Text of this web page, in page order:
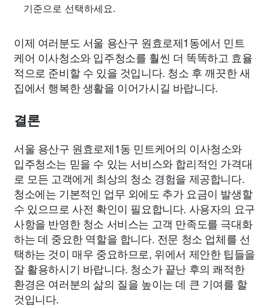
기준으로 선택하세요.
이제 여러분도 서울 용산구 원효로제1동에서 민트
케어 이사청소와 입주청소를 훨씬 더 똑똑하고 효율
적으로 준비할 수 있을 것입니다. 청소 후 깨끗한 새
집에서 행복한 생활을 이어가시길 바랍니다.
결론
서울 용산구 원효로제1동 민트케어의 이사청소와
입주청소는 믿을 수 있는 서비스와 합리적인 가격대
로 모든 고객에게 최상의 청소 경험을 제공합니다.
청소에는 기본적인 업무 외에도 추가 요금이 발생할
수 있으므로 사전 확인이 필요합니다. 사용자의 요구
사항을 반영한 청소 서비스는 고객 만족도를 극대화
하는 데 중요한 역할을 합니다. 전문 청소 업체를 선
택하는 것이 매우 중요하므로, 위에서 제안한 팁들을
잘 활용하시기 바랍니다. 청소가 끝난 후의 쾌적한
환경은 여러분의 삶의 질을 높이는 데 큰 기여를 할
것입니다.